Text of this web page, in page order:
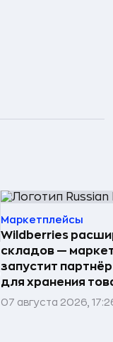
Маркетплейсы
Wildberries
складов —
запустит
для хранения
07 августа 2026,